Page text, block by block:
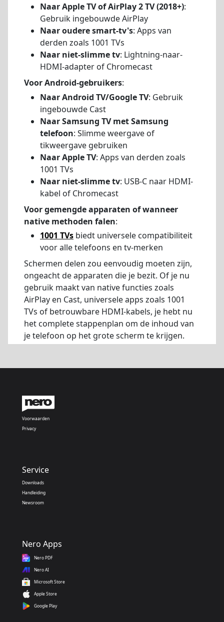
Naar Apple TV of AirPlay 2 TV (2018+):
Gebruik ingebouwde AirPlay
Naar oudere smart-tv's: Apps van
derden zoals 1001 TVs
Naar niet-slimme tv: Lightning-naar-
HDMI-adapter of Chromecast
Voor Android-gebruikers:
Naar Android TV/Google TV: Gebruik
ingebouwde Cast
Naar Samsung TV met Samsung
telefoon: Slimme weergave of
tikweergave gebruiken
Naar Apple TV: Apps van derden zoals
1001 TVs
Naar niet-slimme tv: USB-C naar HDMI-
kabel of Chromecast
Voor gemengde apparaten of wanneer
native methoden falen:
1001 TVs biedt universele compatibiliteit
voor alle telefoons en tv-merken
Schermen delen zou eenvoudig moeten zijn,
ongeacht de apparaten die je bezit. Of je nu
gebruik maakt van native functies zoals
AirPlay en Cast, universele apps zoals 1001
TVs of betrouwbare HDMI-kabels, je hebt nu
het complete stappenplan om de inhoud van
je telefoon op het grote scherm te krijgen.
Voorwaarden
Privacy
Service
Downloads
Handleiding
Newsroom
Nero Apps
Nero PDF
Nero AI
Microsoft Store
Apple Store
Google Play